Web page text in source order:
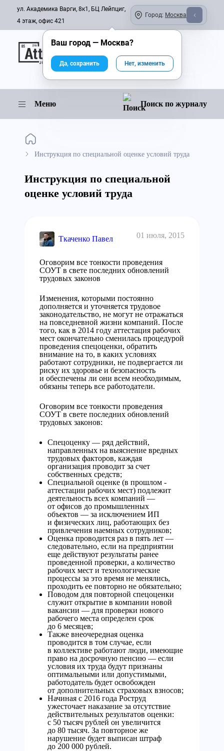
ул. Академика Варги, 8к1, БЦ Лейпциг,
4 этаж, офис 421
Город: Москва
Онлайн-журнал
Меню Поиск по журналу
Инструкция по специальной оценке условий труда
Инструкция по специальной
оценке условий труда
Ткаченко Павел 01 июля, 2015
Оговорим все тонкости проведения
СОУТ в свете последних обновлений
трудовых законов
Изменения, которыми постоянно
дополняется и уточняется трудовое
законодательство, не могут не отражаться
на повседневной жизни компаний. После
того, как в 2014 году аттестация рабочих
мест окончательно сменилась процедурой
проведения спецоценки, обратить
внимание на то, в каких условиях
работают сотрудники, не подвергается ли
риску их здоровье и безопасность
и обеспечены ли они всем необходимым,
обязаны теперь все работодатели.
Оговорим все тонкости проведения
СОУТ в свете последних обновлений
трудовых законов:
Спецоценку — ряд действий,
направленных на выяснение вредных
трудовых факторов, каждая
организация проводит за счет
собственных средств;
Специальной оценке (в прошлом -
аттестации рабочих мест) подлежит
деятельность всех компаний —
от офисов до промышленных
объектов — за исключением ИП
и физических лиц, работающих без
привлечения наемных сотрудников;
Оценка проводится раз в пять лет —
следовательно, если на предприятии
еще действуют результаты ранее
проведенной проверки, а количество
рабочих мест и технологические
процессы за это время не менялись,
проходить ее повторно не обязательно;
Поводом для повторной спецоценки
служит открытие в компании новой
вакансии — для проверки нового
рабочего места определен срок
до 6 месяцев;
Также внеочередная оценка
проводится в том случае, если
в коллективе работают люди, имеющие
право на досрочную пенсию — если
условия их труда будут признаны
оптимальными или допустимыми,
работодатель будет освобожден
от дополнительных страховых взносов;
Начиная с 2016 года Роструд
ужесточает наказание за отсутствие
действительных результатов оценки:
с 50 тысяч рублей он увеличится
до 80 тысяч. За повторное же
нарушение будет выписан штраф
до 200 000 рублей.
Ваш город — Москва?
Да, сохранить Нет, изменить